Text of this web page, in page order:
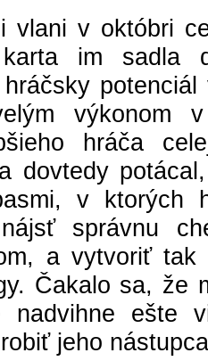
vlani v októbri
im sadla
výkonom
hráča
dovtedy
v ktorých
správnu
a vytvoriť tak
Čakalo sa, že
nadvihne ešte
jeho